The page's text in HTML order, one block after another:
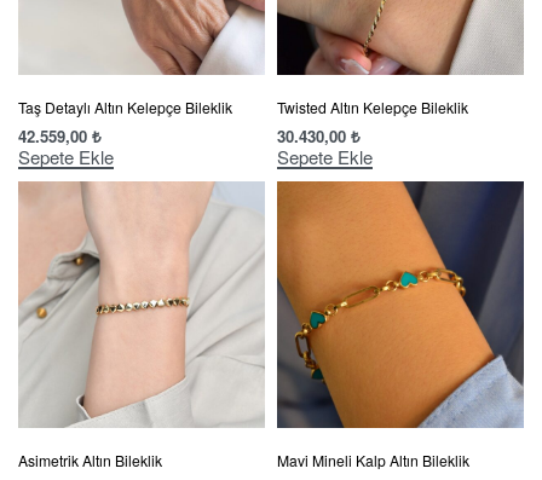
Taş Detaylı Altın Kelepçe Bileklik
42.559,00 ₺
Sepete Ekle
Twisted Altın Kelepçe Bileklik
30.430,00 ₺
Sepete Ekle
Asimetrik Altın Bileklik Mavi Mineli Kalp Altın Bileklik